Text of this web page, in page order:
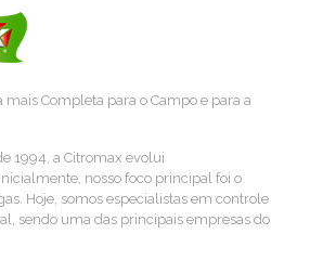
mais Completa para o Campo e para a
1994, a Citromax evolui
nosso foco principal foi o
Hoje, somos especialistas em controle
sendo uma das principais empresas do